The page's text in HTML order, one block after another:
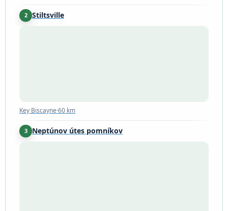
2 Stiltsville
Key Biscayne·60 km
3 Neptúnov útes pomníkov